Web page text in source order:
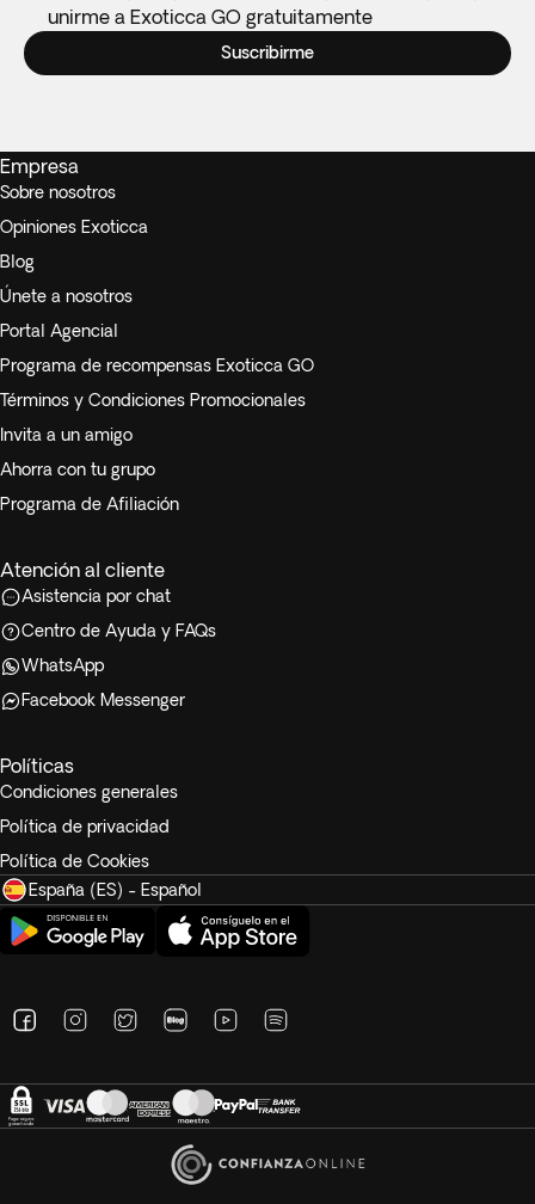
unirme a Exoticca GO gratuitamente
Suscribirme
Empresa
Sobre nosotros
Opiniones Exoticca
Blog
Únete a nosotros
Portal Agencial
Programa de recompensas Exoticca GO
Términos y Condiciones Promocionales
Invita a un amigo
Ahorra con tu grupo
Programa de Afiliación
Atención al cliente
Asistencia por chat
Centro de Ayuda y FAQs
WhatsApp
Facebook Messenger
Políticas
Condiciones generales
Política de privacidad
Política de Cookies
España (ES) - Español